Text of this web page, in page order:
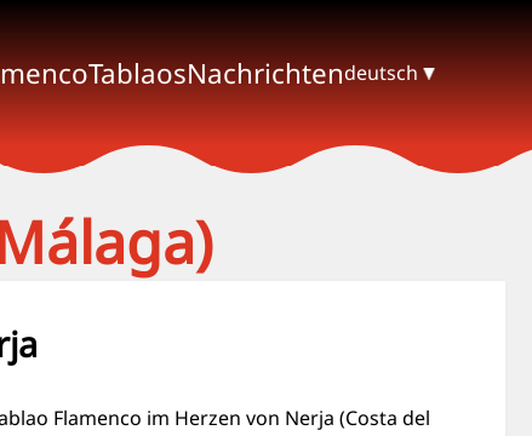
TablaosNachrichtendeutsch
Flamenco im Herzen von Nerja (Costa del